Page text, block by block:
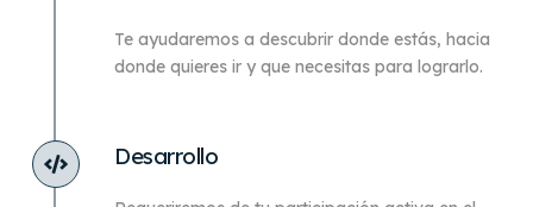
Te ayudaremos a descubrir donde estás, hacia
donde quieres ir y que necesitas para lograrlo.
Desarrollo